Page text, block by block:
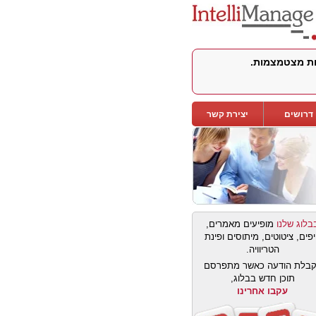
מצטמצמות.
דרושים יצירת קשר
שלנו מופיעים מאמרים,
ציטוטים, מיתוסים ופינת
הטריוויה.
הודעה כאשר מתפרסם
תוכן חדש בבלוג,
עקבו אחרינו